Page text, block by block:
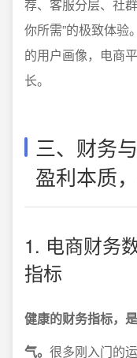
荐、客服分层、社
你所需”的极致体验
的用户画像，电商
长。
三、财务
盈利本质
1. 电商财务
指标
健康的财务指标，
气。 很多刚入门的